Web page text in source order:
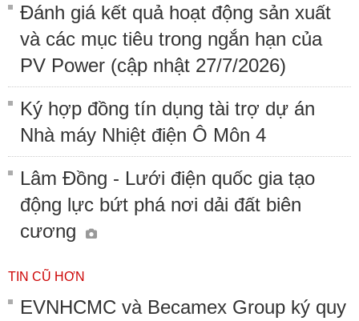
Đánh giá kết quả hoạt động sản xuất
và các mục tiêu trong ngắn hạn của
PV Power (cập nhật 27/7/2026)
Ký hợp đồng tín dụng tài trợ dự án
Nhà máy Nhiệt điện Ô Môn 4
Lâm Đồng - Lưới điện quốc gia tạo
động lực bứt phá nơi dải đất biên
cương
TIN CŨ HƠN
EVNHCMC và Becamex Group ký quy